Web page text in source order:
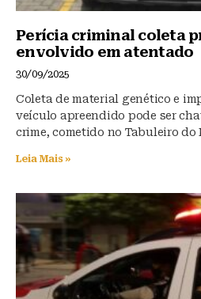
Perícia criminal coleta
envolvido em atentado
30/09/2025
Coleta de material genético e
veículo apreendido pode ser
crime, cometido no Tabuleiro do
Leia Mais »